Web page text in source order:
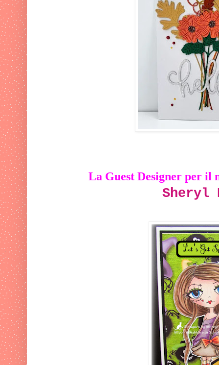
La Guest Designer per il
Sheryl